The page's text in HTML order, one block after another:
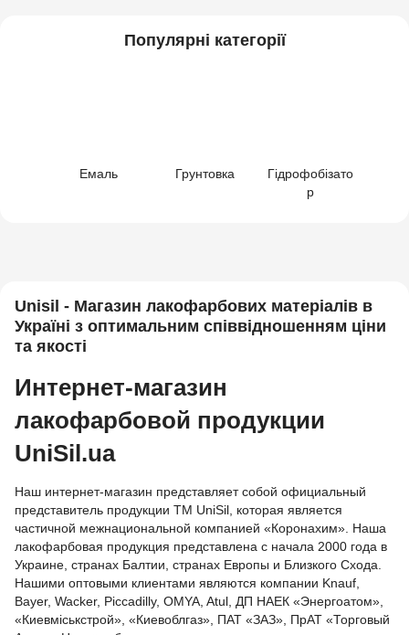
Популярні категорії
Емаль Грунтовка
Гідрофобізато
р
Unisil - Магазин лакофарбових матеріалів в
Україні з оптимальним співвідношенням ціни
та якості
Интернет-магазин
лакофарбовой продукции
UniSil.ua
Наш интернет-магазин представляет собой официальный
представитель продукции ТМ UniSil, которая является
частичной межнациональной компанией «Коронахим». Наша
лакофарбовая продукция представлена ​​с начала 2000 года в
Украине, странах Балтии, странах Европы и Близкого Схода.
Нашими оптовыми клиентами являются компании Knauf,
Bayer, Wacker, Piccadilly, OMYA, Atul, ДП НАЕК «Энергоатом»,
«Киевміськстрой», «Киевоблгаз», ПАТ «ЗАЗ», ПрАТ «Торговый